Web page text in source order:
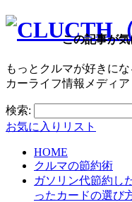
もっとクルマが好きにな
カーライフ情報メディア
検索:
お気に入りリスト
HOME
クルマの節約術
ガソリン代節約し
ったカードの選び
この記事が